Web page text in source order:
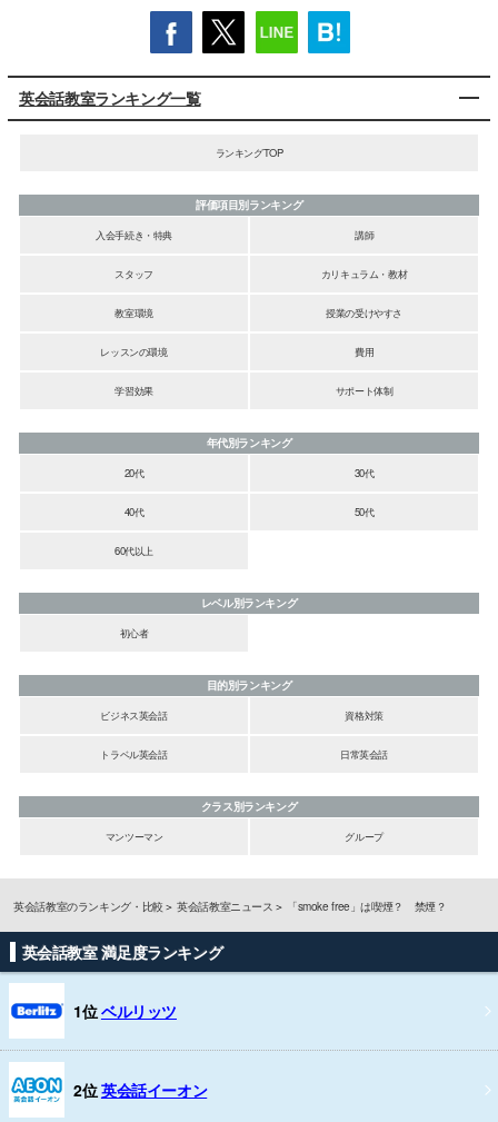
英会話教室ランキング一覧
ランキングTOP
評価項目別ランキング
入会手続き・特典
講師
スタッフ カリキュラム・教材
教室環境 授業の受けやすさ
レッスンの環境 費用
学習効果 サポート体制
年代別ランキング
20代
30代
40代 50代
60代以上
レベル別ランキング
初心者
目的別ランキング
ビジネス英会話
資格対策
トラベル英会話 日常英会話
クラス別ランキング
マンツーマン
グループ
英会話教室のランキング・比較 英会話教室ニュース 「smoke free」は喫煙？ 禁煙？
英会話教室 満足度ランキング
1位ベルリッツ
2位英会話イーオン